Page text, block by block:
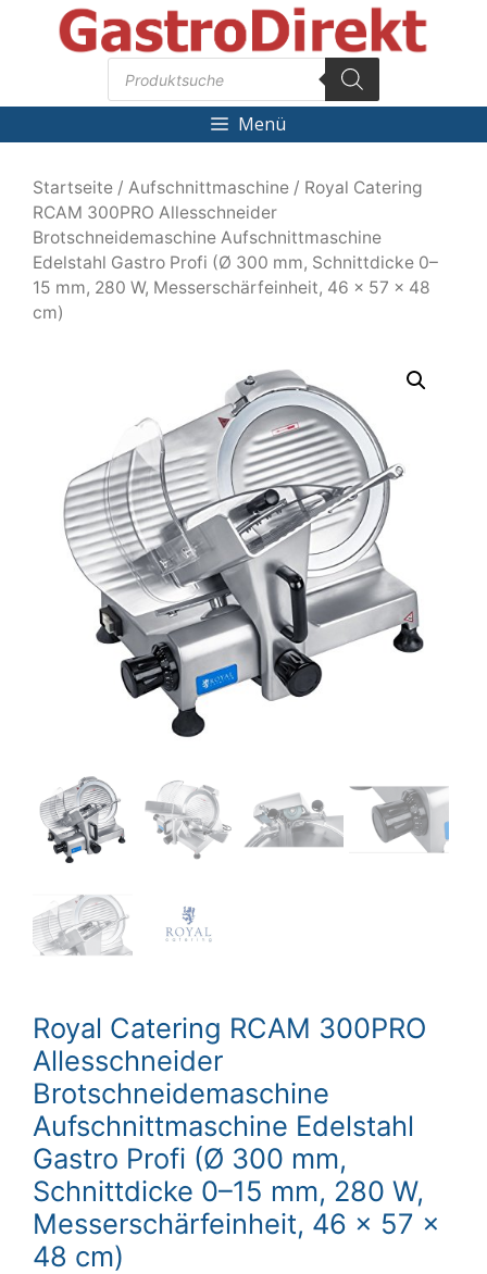
Products
search
Menü
Startseite / Aufschnittmaschine / Royal Catering
RCAM 300PRO Allesschneider
Brotschneidemaschine Aufschnittmaschine
Edelstahl Gastro Profi (Ø 300 mm, Schnittdicke 0–
15 mm, 280 W, Messerschärfeinheit, 46 x 57 x 48
cm)
Royal Catering RCAM 300PRO
Allesschneider
Brotschneidemaschine
Aufschnittmaschine Edelstahl
Gastro Profi (Ø 300 mm,
Schnittdicke 0–15 mm, 280 W,
Messerschärfeinheit, 46 x 57 x
48 cm)